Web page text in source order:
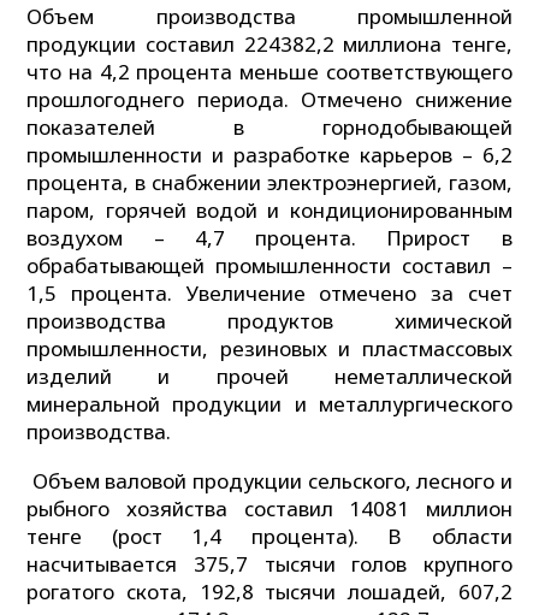
Объем производства промышленной
продукции составил 224382,2 миллиона тенге,
что на 4,2 процента меньше соответствующего
прошлогоднего периода. Отмечено снижение
показателей в горнодобывающей
промышленности и разработке карьеров – 6,2
процента, в снабжении электроэнергией, газом,
паром, горячей водой и кондиционированным
воздухом – 4,7 процента. Прирост в
обрабатывающей промышленности составил –
1,5 процента. Увеличение отмечено за счет
производства продуктов химической
промышленности, резиновых и пластмассовых
изделий и прочей неметаллической
минеральной продукции и металлургического
производства.
Объем валовой продукции сельского, лесного и
рыбного хозяйства составил 14081 миллион
тенге (рост 1,4 процента). В области
насчитывается 375,7 тысячи голов крупного
рогатого скота, 192,8 тысячи лошадей, 607,2